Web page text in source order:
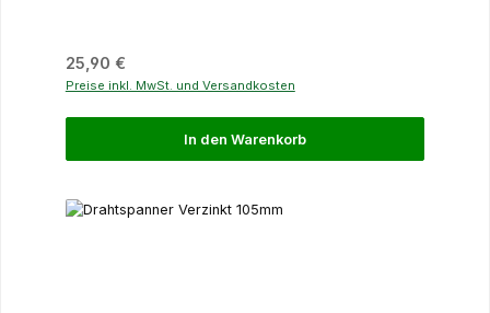
Regulärer Preis:
25,90 €
Preise inkl. MwSt. und Versandkosten
In den Warenkorb